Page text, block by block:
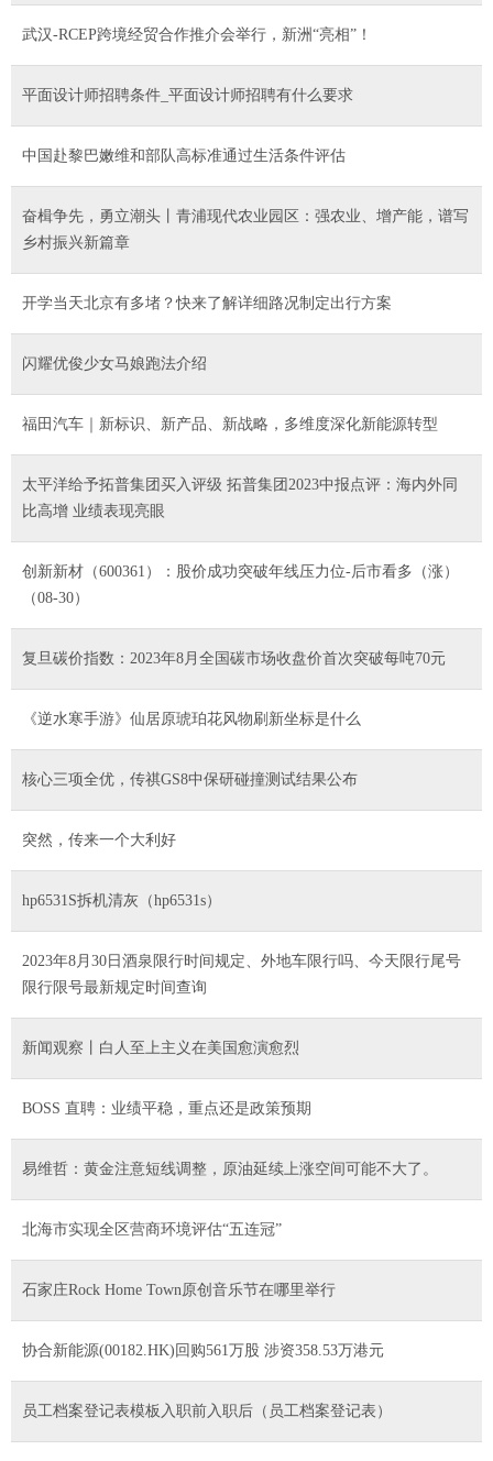
武汉-RCEP跨境经贸合作推介会举行，新洲“亮相”！
平面设计师招聘条件_平面设计师招聘有什么要求
中国赴黎巴嫩维和部队高标准通过生活条件评估
奋楫争先，勇立潮头丨青浦现代农业园区：强农业、增产能，谱写
乡村振兴新篇章
开学当天北京有多堵？快来了解详细路况制定出行方案
闪耀优俊少女马娘跑法介绍
福田汽车｜新标识、新产品、新战略，多维度深化新能源转型
太平洋给予拓普集团买入评级 拓普集团2023中报点评：海内外同
比高增 业绩表现亮眼
创新新材（600361）：股价成功突破年线压力位-后市看多（涨）
（08-30）
复旦碳价指数：2023年8月全国碳市场收盘价首次突破每吨70元
《逆水寒手游》仙居原琥珀花风物刷新坐标是什么
核心三项全优，传祺GS8中保研碰撞测试结果公布
突然，传来一个大利好
hp6531S拆机清灰（hp6531s）
2023年8月30日酒泉限行时间规定、外地车限行吗、今天限行尾号
限行限号最新规定时间查询
新闻观察丨白人至上主义在美国愈演愈烈
BOSS 直聘：业绩平稳，重点还是政策预期
易维哲：黄金注意短线调整，原油延续上涨空间可能不大了。
北海市实现全区营商环境评估“五连冠”
石家庄Rock Home Town原创音乐节在哪里举行
协合新能源(00182.HK)回购561万股 涉资358.53万港元
员工档案登记表模板入职前入职后（员工档案登记表）